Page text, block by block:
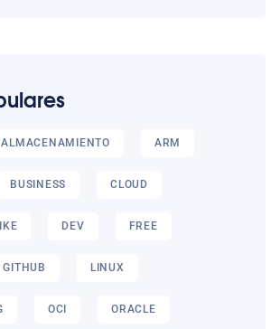
ALMACENAMIENTO ARM
BUSINESS CLOUD
DEV FREE
GITHUB LINUX
OCI ORACLE